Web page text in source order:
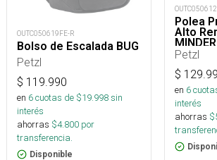
OUTC050619FE-R
Bolso de Escalada BUG
Petzl
$ 119.990
en 6cuotas de $19.998sin
interés
ahorras $4.800 por
transferencia.
Disponible
Polea
Alto
Petzl
$
en 6
interés
ahorras $